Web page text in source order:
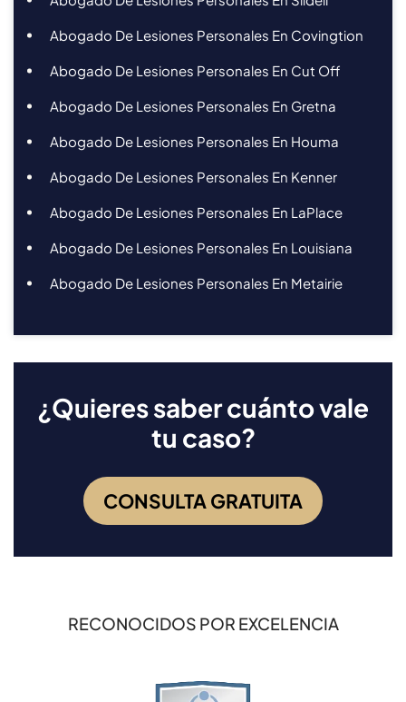
Abogado De Lesiones Personales En Covingtion
Abogado De Lesiones Personales En Cut Off
Abogado De Lesiones Personales En Gretna
Abogado De Lesiones Personales En Houma
Abogado De Lesiones Personales En Kenner
Abogado De Lesiones Personales En LaPlace
Abogado De Lesiones Personales En Louisiana
Abogado De Lesiones Personales En Metairie
¿Quieres saber cuánto vale
tu caso?
CONSULTA GRATUITA
RECONOCIDOS POR EXCELENCIA